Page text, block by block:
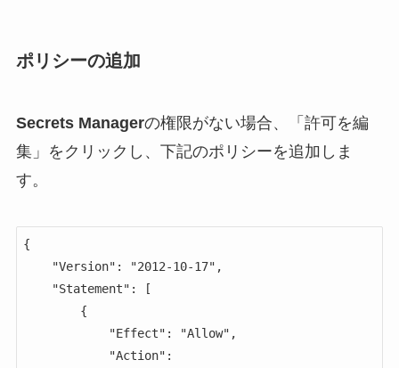
ポリシーの追加
Secrets Managerの権限がない場合、「許可を編
集」をクリックし、下記のポリシーを追加しま
す。
{